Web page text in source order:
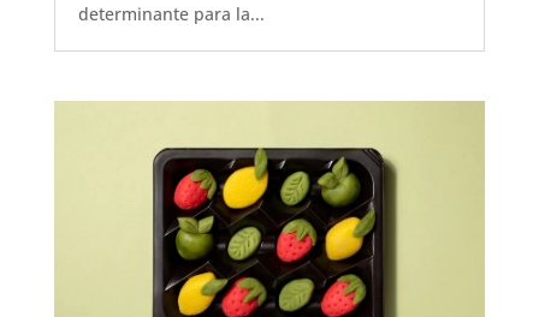
determinante para la...